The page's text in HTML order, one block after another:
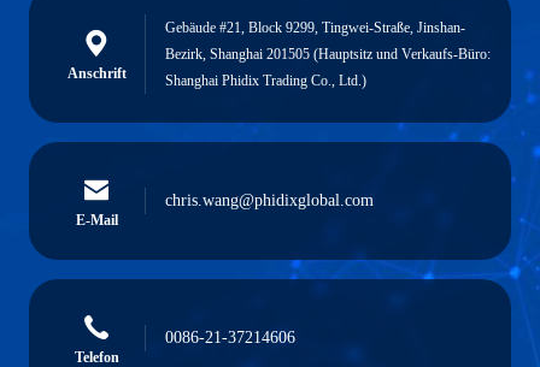
Anschrift
Gebäude #21, Block 9299, Tingwei-Straße, Jinshan-
Bezirk, Shanghai 201505 (Hauptsitz und Verkaufs-Büro:
Shanghai Phidix Trading Co., Ltd.)
E-Mail
chris.wang@phidixglobal.com
Telefon
0086-21-37214606